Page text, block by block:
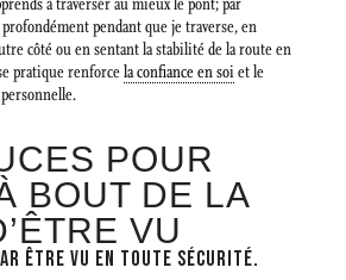
à traverser au mieux le pont; par
pendant que je traverse, en
côté ou en sentant la stabilité de la route en
pratique renforcela confiance en soiet le
POUR
BOUT DE LA
VU
ÊTRE VU EN TOUTE SÉCURITÉ.